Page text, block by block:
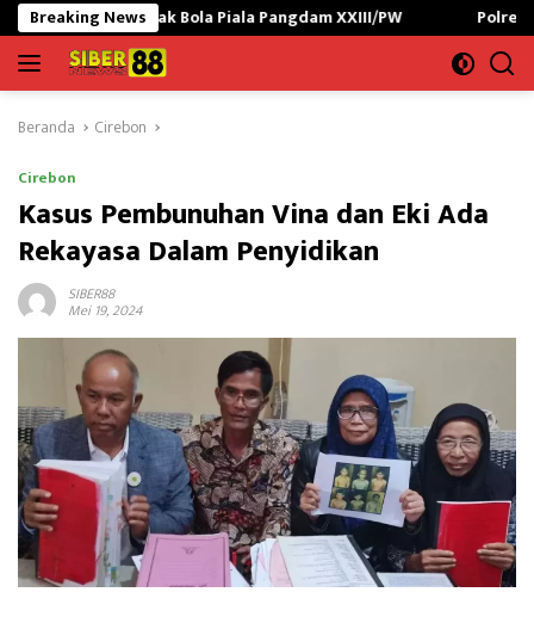
Langsung
ke
konten
Breaking News
Bola Piala Pangdam XXIII/PW Polres Lampung Utara
Beranda Cirebon
Cirebon
Kasus Pembunuhan Vina dan Eki Ada
Rekayasa Dalam Penyidikan
SIBER88
Mei 19, 2024